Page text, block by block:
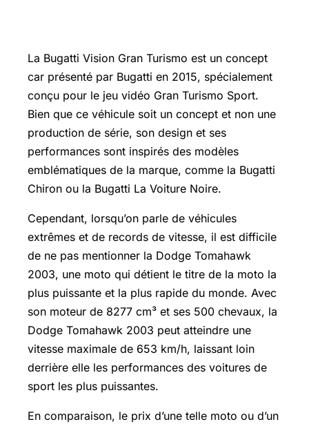
La Bugatti Vision Gran Turismo est un concept
car présenté par Bugatti en 2015, spécialement
conçu pour le jeu vidéo Gran Turismo Sport.
Bien que ce véhicule soit un concept et non une
production de série, son design et ses
performances sont inspirés des modèles
emblématiques de la marque, comme la Bugatti
Chiron ou la Bugatti La Voiture Noire.
Cependant, lorsqu’on parle de véhicules
extrêmes et de records de vitesse, il est difficile
de ne pas mentionner la Dodge Tomahawk
2003, une moto qui détient le titre de la moto la
plus puissante et la plus rapide du monde. Avec
son moteur de 8277 cm³ et ses 500 chevaux, la
Dodge Tomahawk 2003 peut atteindre une
vitesse maximale de 653 km/h, laissant loin
derrière elle les performances des voitures de
sport les plus puissantes.
En comparaison, le prix d’une telle moto ou d’un